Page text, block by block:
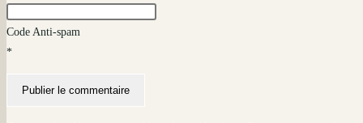
Code Anti-spam
*